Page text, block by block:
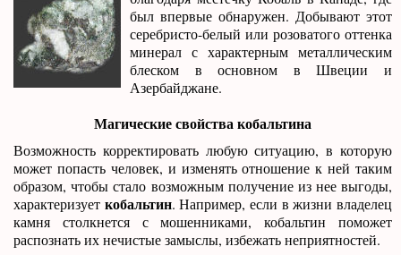
был впервые обнаружен. Добывают этот
серебристо-белый или розоватого оттенка
минерал с характерным металлическим
блеском в основном в Швеции и
Азербайджане.
Магические свойства кобальтина
Возможность корректировать любую ситуацию, в которую
может попасть человек, и изменять отношение к ней таким
образом, чтобы стало возможным получение из нее выгоды,
характеризует кобальтин. Например, если в жизни владелец
камня столкнется с мошенниками, кобальтин поможет
распознать их нечистые замыслы, избежать неприятностей.